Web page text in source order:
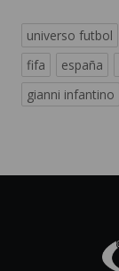
universo futbol
fifa
españa
gianni infantino